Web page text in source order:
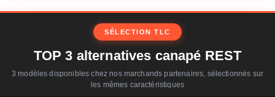
SÉLECTION TLC
TOP 3 alternatives canapé REST
3 modèles disponibles chez nos marchands partenaires, sélectionnés sur
les mêmes caractéristiques